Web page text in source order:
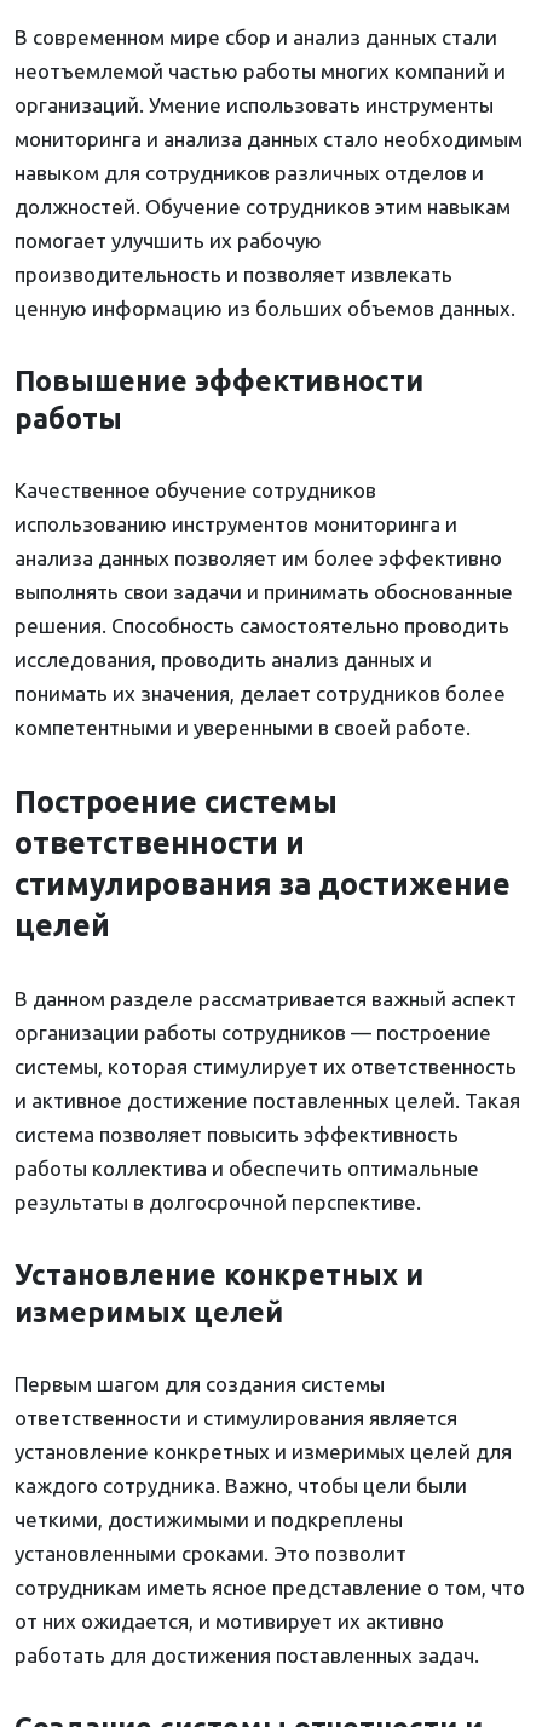
В современном мире сбор и анализ данных стали
неотъемлемой частью работы многих компаний и
организаций. Умение использовать инструменты
мониторинга и анализа данных стало необходимым
навыком для сотрудников различных отделов и
должностей. Обучение сотрудников этим навыкам
помогает улучшить их рабочую
производительность и позволяет извлекать
ценную информацию из больших объемов данных.
Повышение эффективности
работы
Качественное обучение сотрудников
использованию инструментов мониторинга и
анализа данных позволяет им более эффективно
выполнять свои задачи и принимать обоснованные
решения. Способность самостоятельно проводить
исследования, проводить анализ данных и
понимать их значения, делает сотрудников более
компетентными и уверенными в своей работе.
Построение системы
ответственности и
стимулирования за достижение
целей
В данном разделе рассматривается важный аспект
организации работы сотрудников — построение
системы, которая стимулирует их ответственность
и активное достижение поставленных целей. Такая
система позволяет повысить эффективность
работы коллектива и обеспечить оптимальные
результаты в долгосрочной перспективе.
Установление конкретных и
измеримых целей
Первым шагом для создания системы
ответственности и стимулирования является
установление конкретных и измеримых целей для
каждого сотрудника. Важно, чтобы цели были
четкими, достижимыми и подкреплены
установленными сроками. Это позволит
сотрудникам иметь ясное представление о том, что
от них ожидается, и мотивирует их активно
работать для достижения поставленных задач.